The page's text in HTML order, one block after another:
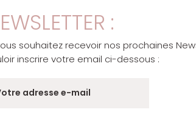
:
souhaitez recevoir nos prochaines
inscrire votre email ci-dessous :